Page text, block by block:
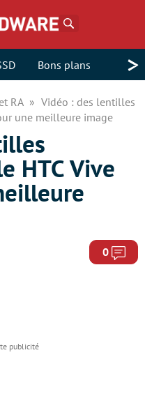
Bons plans >
RA
Vidéo : des lentilles
une meilleure image
HTC Vive
0